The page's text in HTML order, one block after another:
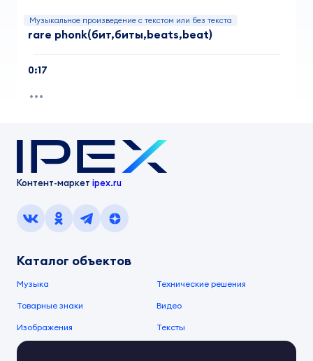
Музыкальное произведение с текстом или без текста
rare phonk(бит,биты,beats,beat)
0:17
Контент-маркет ipex.ru
Каталог объектов
Музыка Технические решения
Товарные знаки Видео
Изображения Тексты
О компании